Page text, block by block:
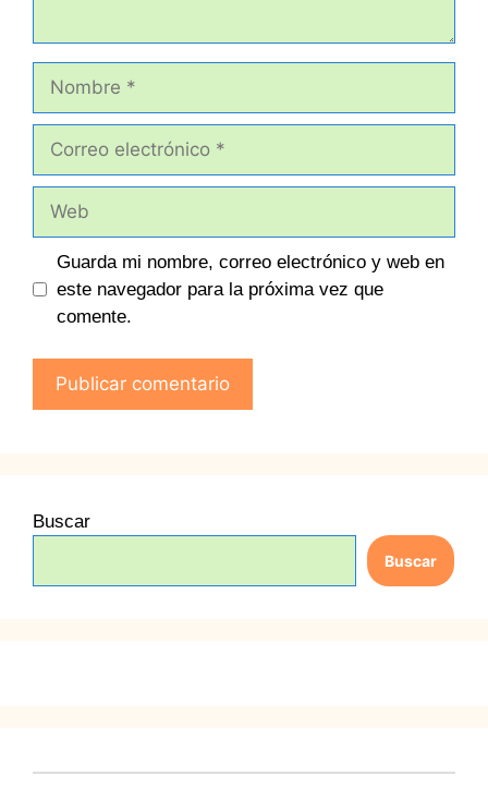
Nombre
Correo
Web
Guarda mi nombre, correo electrónico y web en
este navegador para la próxima vez que
comente.
Buscar
Buscar